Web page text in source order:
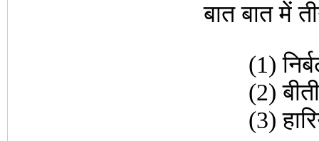
बात बात में
(1)
(2) बीती
(3) हारिये